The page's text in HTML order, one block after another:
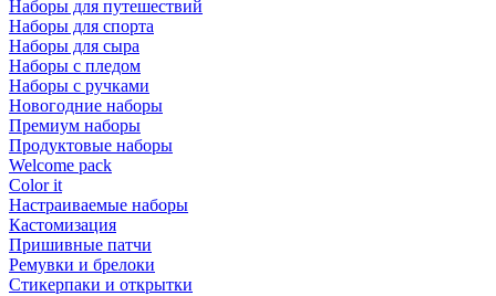
Наборы для путешествий
Наборы для спорта
Наборы для сыра
Наборы с пледом
Наборы с ручками
Новогодние наборы
Премиум наборы
Продуктовые наборы
Welcome pack
Color it
Настраиваемые наборы
Кастомизация
Пришивные патчи
Ремувки и брелоки
Стикерпаки и открытки